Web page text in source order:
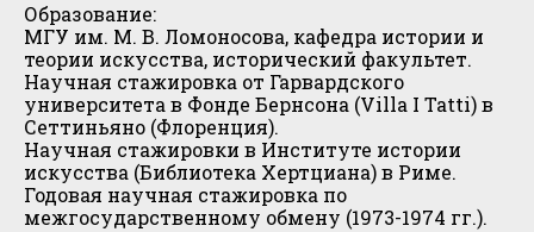
Образование:
МГУ им. М. В. Ломоносова, кафедра истории и
теории искусства, исторический факультет.
Научная стажировка от Гарвардского
университета в Фонде Бернсона (Villa I Tatti) в
Сеттиньяно (Флоренция).
Научная стажировки в Институте истории
искусства (Библиотека Хертциана) в Риме.
Годовая научная стажировка по
межгосударственному обмену (1973-1974 гг.).